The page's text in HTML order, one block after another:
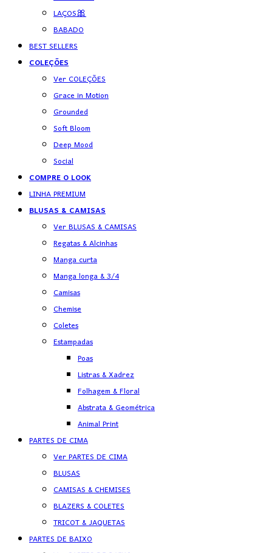
LAÇOS🎀
BABADO
BEST SELLERS
COLEÇÕES
Ver COLEÇÕES
Grace in Motion
Grounded
Soft Bloom
Deep Mood
Social
COMPRE O LOOK
LINHA PREMIUM
BLUSAS & CAMISAS
Ver BLUSAS & CAMISAS
Regatas & Alcinhas
Manga curta
Manga longa & 3/4
Camisas
Chemise
Coletes
Estampadas
Poas
Listras & Xadrez
Folhagem & Floral
Abstrata & Geométrica
Animal Print
PARTES DE CIMA
Ver PARTES DE CIMA
BLUSAS
CAMISAS & CHEMISES
BLAZERS & COLETES
TRICOT & JAQUETAS
PARTES DE BAIXO